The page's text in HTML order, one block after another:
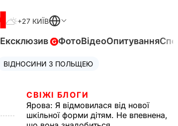
+27 КИЇВ
Ексклюзив ФотоВідеоОпитування
ВІДНОСИНИ З ПОЛЬЩЕЮ
СВІЖІ БЛОГИ
Ярова: Я відмовилася від нової
шкільної форми дітям. Не впевнена,